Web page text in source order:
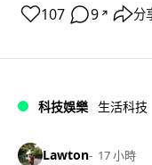
107 9 ↗ 分
科技娛樂 生活科技
Lawton 17 小時